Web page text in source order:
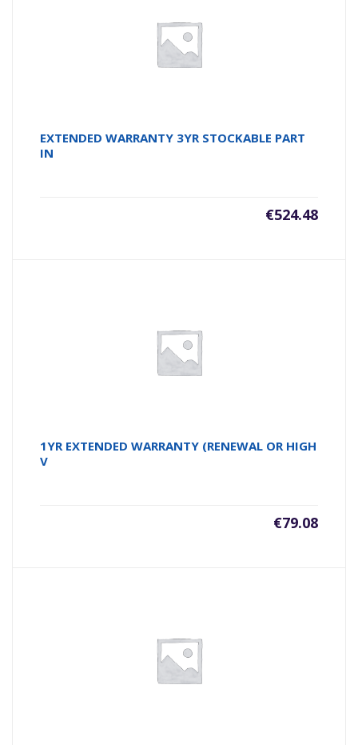
EXTENDED WARRANTY 3YR STOCKABLE PART
IN
€524.48
1YR EXTENDED WARRANTY (RENEWAL OR HIGH
V
€79.08